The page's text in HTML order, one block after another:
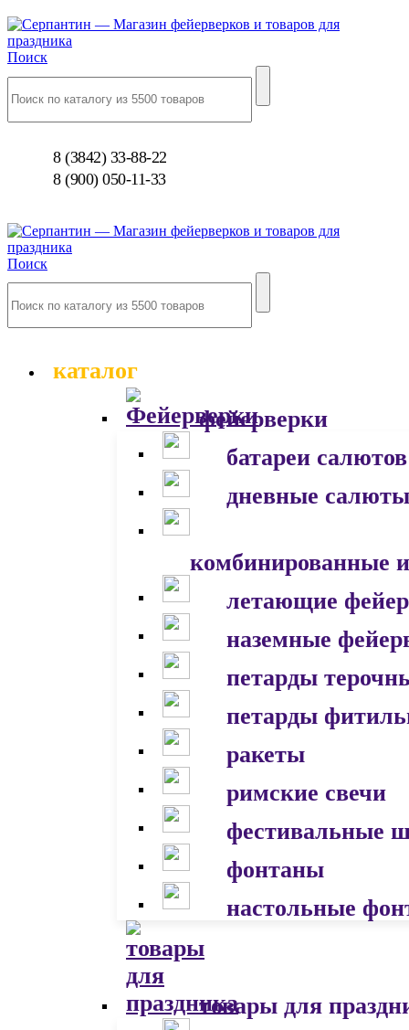
Поиск
8 (3842) 33-88-22
8 (900) 050-11-33
Поиск
каталог
фейерверки
батареи салютов
дневные салюты
комбинированные
летающие
наземные
петарды
петарды
ракеты
римские свечи
фестивальные
фонтаны
настольные
товары для